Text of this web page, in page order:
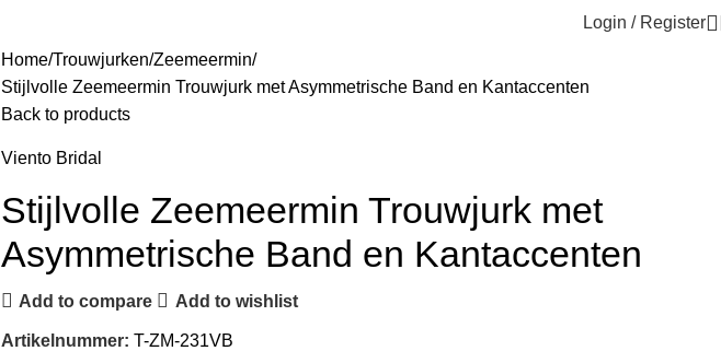
Login / Register
Home Trouwjurken Zeemeermin
Stijlvolle Zeemeermin Trouwjurk met Asymmetrische Band en Kantaccenten
Back to products
Viento Bridal
Stijlvolle Zeemeermin Trouwjurk met
Asymmetrische Band en Kantaccenten
Add to compare Add to wishlist
Artikelnummer: T-ZM-231VB